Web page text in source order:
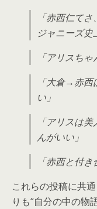
「赤西仁て
ジャニーズ
「アリスち
「大倉→赤
い」
「アリスは
んがいい」
「赤西と付
これらの投稿に共
りも“自分の中の物